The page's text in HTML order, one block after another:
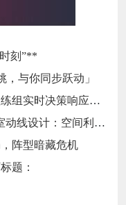
刻”**
，与你同步跃动」
**毫秒级赛场情报闭环：世界杯教练组实时决策响应系统**
**“2026世界杯主场馆运动员更衣室动线设计：空间利用效率评估与运行机制优化路径研究”**
阵型暗藏危机
题：